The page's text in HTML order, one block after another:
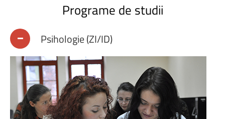
Programe de studii
Psihologie (ZI/ID)